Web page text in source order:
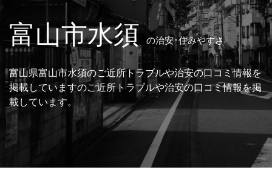
富山市水須の治安･住みやすさ
富山県富山市水須のご近所トラブルや治安の口コミ情報を
掲載していますのご近所トラブルや治安の口コミ情報を掲
載しています。